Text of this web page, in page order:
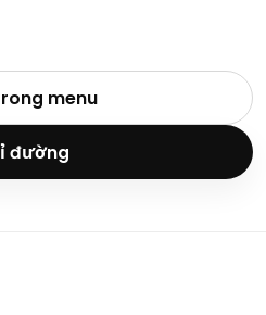
menu
đường